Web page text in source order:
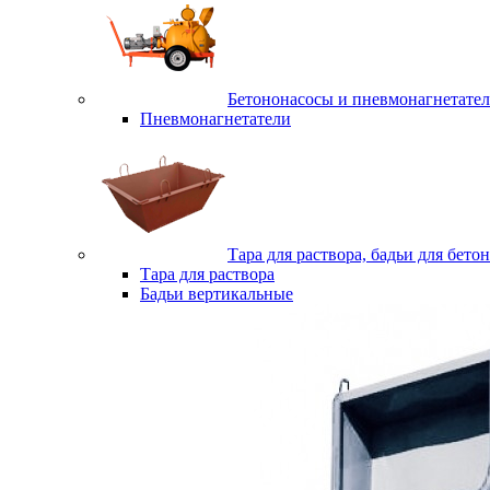
Бетононасосы и
Пневмонагнетатели
Тара для раствора, бадьи для
Тара для раствора
Бадьи вертикальные